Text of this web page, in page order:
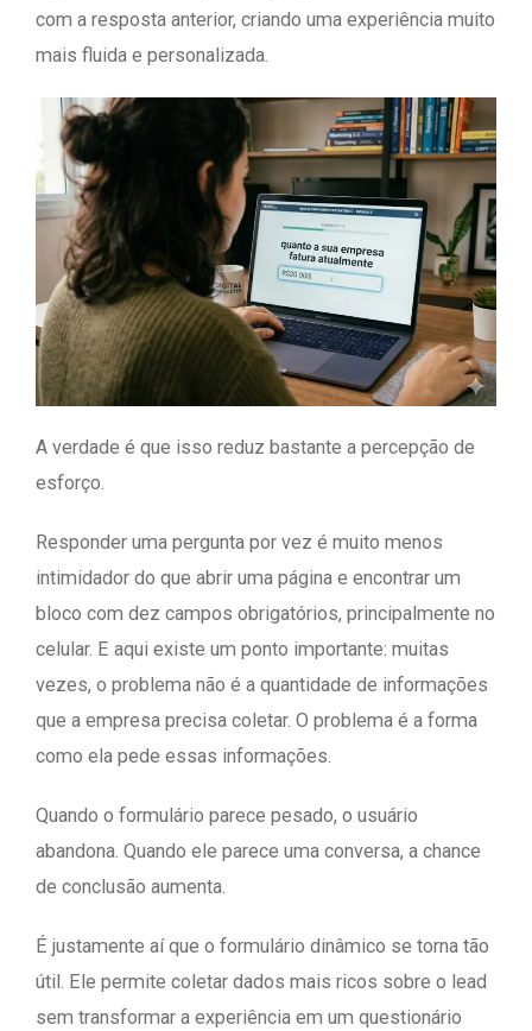
com a resposta anterior, criando uma experiência muito
mais fluida e personalizada.
A verdade é que isso reduz bastante a percepção de
esforço.
Responder uma pergunta por vez é muito menos
intimidador do que abrir uma página e encontrar um
bloco com dez campos obrigatórios, principalmente no
celular. E aqui existe um ponto importante: muitas
vezes, o problema não é a quantidade de informações
que a empresa precisa coletar. O problema é a forma
como ela pede essas informações.
Quando o formulário parece pesado, o usuário
abandona. Quando ele parece uma conversa, a chance
de conclusão aumenta.
É justamente aí que o formulário dinâmico se torna tão
útil. Ele permite coletar dados mais ricos sobre o lead
sem transformar a experiência em um questionário